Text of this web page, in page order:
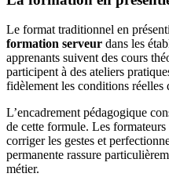
Le format traditionnel en
formation serveur dans les
apprenants suivent des cours
participent à des ateliers
fidèlement les conditions réelles
L’encadrement pédagogique
de cette formule. Les
corriger les gestes et
permanente rassure
métier.